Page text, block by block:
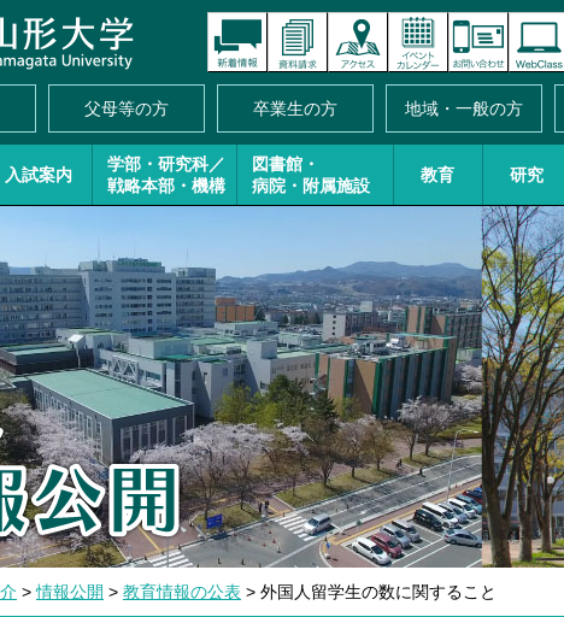
父母等の方 卒業生の方 地域・一般の方
入試案内
学部・研究科／
戦略本部・機構
図書館・
病院・附属施設
教育 研究
>情報公開 > 教育情報の公表 > 外国人留学生の数に関すること